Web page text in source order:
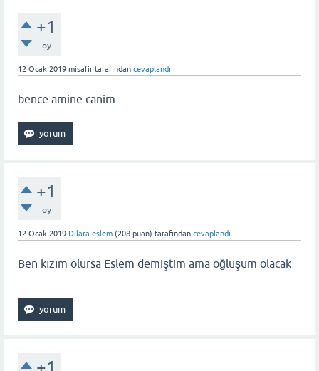
+1
oy
12 Ocak 2019 misafir tarafından cevaplandı
bence amine canim
+1
oy
12 Ocak 2019 Dilara eslem (208 puan) tarafından cevaplandı
Ben kızım olursa Eslem demiştim ama oğluşum olacak